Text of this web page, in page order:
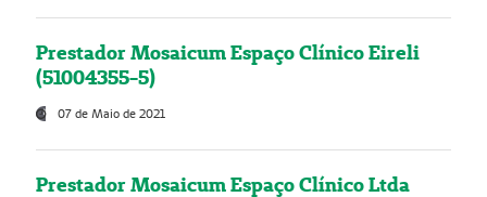
Prestador Mosaicum Espaço Clínico Eireli
(51004355-5)
07 de Maio de 2021
Prestador Mosaicum Espaço Clínico Ltda